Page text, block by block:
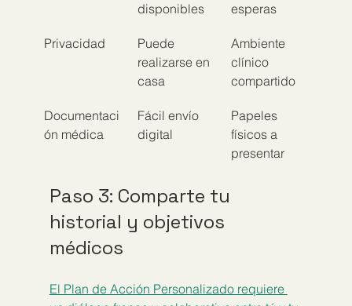
disponibles
esperas
Privacidad
Puede
realizarse en
casa
Ambiente
clínico
compartido
Documentaci
ón médica
Fácil envío
digital
Papeles
físicos a
presentar
Paso 3: Comparte tu
historial y objetivos
médicos
El Plan de Acción Personalizado requiere